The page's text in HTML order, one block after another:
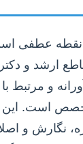
نقطه عطفی
ارشد و
و مرتبط با
است. این
نگارش و